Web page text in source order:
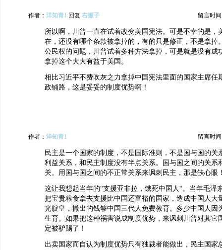
作者： 洋知青1 回复 右撇子 留言时间
所以啊，川普一直在试着改变美国宪法。可是不幸的是，
在，还没有哪个条款被拿掉的，有的只是修正，不是拿掉
公民权的问题，川普试着多种方法拿掉，可是就是没有成
拿掉这个大大有益于美国。
相比习近平不费吹灰之力拿掉中国宪法里面的国家主席任
政铺路，这是妥妥的制度优势啊！
作者： 洋知青1 留言时间
民主是一个国家的制度，不是国际准则，不是国与国的关
利益关系，和民主制度没有半点关系。国与国之间的关系
关。用国与国之间的不正常关系来讽刺民主，那是缺心眼
这让我想起当年的“支援亚非拉，饿死中国人“。当年毛泽
把宝贵粮食拿去支援比中国还富裕的国家，造成中国人大
光腚皇，撒出的钱够中国三代人免费教育。多少中国人因
生育。如果把这种祸害说成制度优势，来讽刺川普对其它
定被驴踢了！
出卖国家而自认为制度优势只有独裁者能做出，民主国家